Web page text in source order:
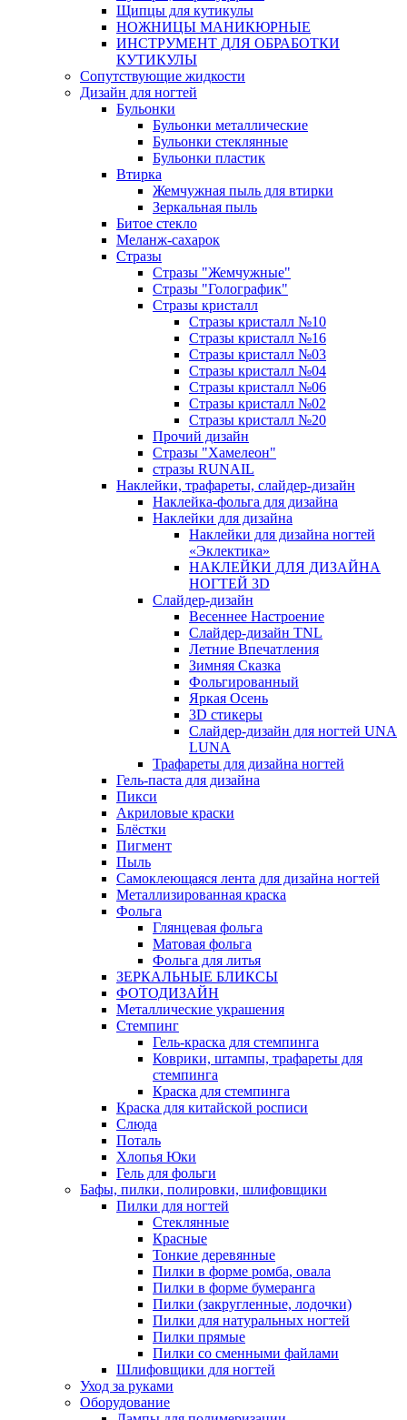
Щипцы для кутикулы
НОЖНИЦЫ МАНИКЮРНЫЕ
ИНСТРУМЕНТ ДЛЯ ОБРАБОТКИ
КУТИКУЛЫ
Сопутствующие жидкости
Дизайн для ногтей
Бульонки
Бульонки металлические
Бульонки стеклянные
Бульонки пластик
Втирка
Жемчужная пыль для втирки
Зеркальная пыль
Битое стекло
Меланж-сахарок
Стразы
Стразы "Жемчужные"
Стразы "Голографик"
Стразы кристалл
Стразы кристалл №10
Стразы кристалл №16
Стразы кристалл №03
Стразы кристалл №04
Стразы кристалл №06
Стразы кристалл №02
Стразы кристалл №20
Прочий дизайн
Стразы "Хамелеон"
стразы RUNAIL
Наклейки, трафареты, слайдер-дизайн
Наклейка-фольга для дизайна
Наклейки для дизайна
Наклейки для дизайна ногтей
«Эклектика»
НАКЛЕЙКИ ДЛЯ ДИЗАЙНА
НОГТЕЙ 3D
Слайдер-дизайн
Весеннее Настроение
Слайдер-дизайн TNL
Летние Впечатления
Зимняя Сказка
Фольгированный
Яркая Осень
3D стикеры
Слайдер-дизайн для ногтей UNA
LUNA
Трафареты для дизайна ногтей
Гель-паста для дизайна
Пикси
Акриловые краски
Блёстки
Пигмент
Пыль
Самоклеющаяся лента для дизайна ногтей
Металлизированная краска
Фольга
Глянцевая фольга
Матовая фольга
Фольга для литья
ЗЕРКАЛЬНЫЕ БЛИКСЫ
ФОТОДИЗАЙН
Металлические украшения
Стемпинг
Гель-краска для стемпинга
Коврики, штампы, трафареты для
стемпинга
Краска для стемпинга
Краска для китайской росписи
Слюда
Поталь
Хлопья Юки
Гель для фольги
Бафы, пилки, полировки, шлифовщики
Пилки для ногтей
Стеклянные
Красные
Тонкие деревянные
Пилки в форме ромба, овала
Пилки в форме бумеранга
Пилки (закругленные, лодочки)
Пилки для натуральных ногтей
Пилки прямые
Пилки со сменными файлами
Шлифовщики для ногтей
Уход за руками
Оборудование